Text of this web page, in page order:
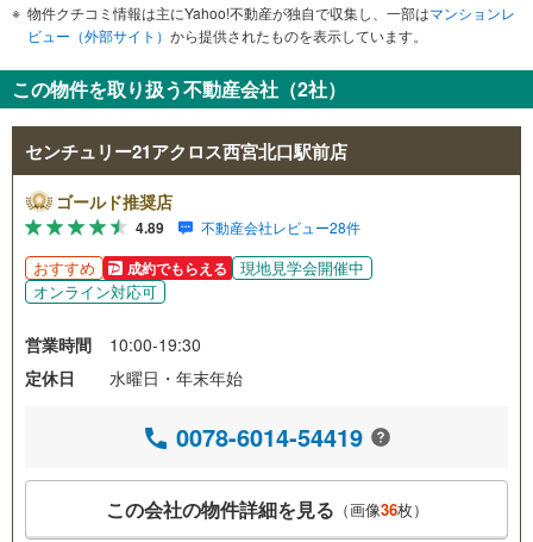
物件クチコミ情報は主にYahoo!不動産が独自で収集し、一部はマンションレ
ビュー（外部サイト） から提供されたものを表示しています。
この物件を取り扱う不動産会社（2社）
センチュリー21アクロス西宮北口駅前店
ゴールド推奨店
4.89 不動産会社レビュー28件
おすすめ 成約でもらえる
現地見学会開催中
オンライン対応可
営業時間
10:00-19:30
定休日
水曜日・年末年始
0078-6014-54419
この会社の物件詳細を見る （画像36枚）